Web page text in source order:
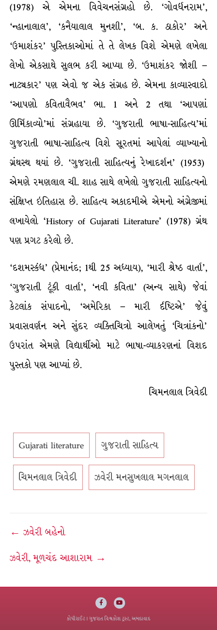
(1978) એ એમના વિવેચનસંગ્રહો છે. ‘ગોવર્ધનરામ’,
‘ન્હાનાલાલ’, ‘કનૈયાલાલ મુનશી’, ‘બ. ક. ઠાકોર’ અને
‘ઉમાશંકર’ પુસ્તિકાઓમાં તે તે લેખક વિશે એમણે લખેલા
લેખો એકસાથે સુલભ કરી આપ્યા છે. ‘ઉમાશંકર જોશી –
નાટ્યકાર’ પણ એવો જ એક સંગ્રહ છે. એમના કાવ્યાસ્વાદો
‘આપણો કવિતાવૈભવ’ ભા. 1 અને 2 તથા ‘આપણાં
ઊર્મિકાવ્યો’માં સંગ્રહાયા છે. ‘ગુજરાતી ભાષા-સાહિત્ય’માં
ગુજરાતી ભાષા-સાહિત્ય વિશે સૂરતમાં આપેલાં વ્યાખ્યાનો
ગ્રંથસ્થ થયાં છે. ‘ગુજરાતી સાહિત્યનું રેખાદર્શન’ (1953)
એમણે રમણલાલ ચી. શાહ સાથે લખેલો ગુજરાતી સાહિત્યનો
સંક્ષિપ્ત ઇતિહાસ છે. સાહિત્ય અકાદમીએ એમનો અંગ્રેજીમાં
લખાયેલો ‘History of Gujarati Literature’ (1978) ગ્રંથ
પણ પ્રગટ કરેલો છે.
‘દશમસ્કંધ’ (પ્રેમાનંદ; 1થી 25 અધ્યાય), ‘મારી શ્રેષ્ઠ વાર્તા’,
‘ગુજરાતી ટૂંકી વાર્તા’, ‘નવી કવિતા’ (અન્ય સાથે) જેવાં
કેટલાંક સંપાદનો, ‘અમેરિકા – મારી ર્દષ્ટિએ’ જેવું
પ્રવાસવર્ણન અને સુંદર વ્યક્તિચિત્રો આલેખતું ‘ચિત્રાંકનો’
ઉપરાંત એમણે વિદ્યાર્થીઓ માટે ભાષા-વ્યાકરણનાં વિશદ
પુસ્તકો પણ આપ્યાં છે.
ચિમનલાલ ત્રિવેદી
Gujarati literature ગુજરાતી સાહિત્ય
ચિમનલાલ ત્રિવેદી ઝવેરી મનસુખલાલ મગનલાલ
Post
navigation
← ઝવેરી બહેનો
ઝવેરી, મૂળચંદ આશારામ →
FacebookYoutube
કોપીરાઈટ| ગુજરાત વિશ્વકોશ ટ્રસ્ટ, અમદાવાદ